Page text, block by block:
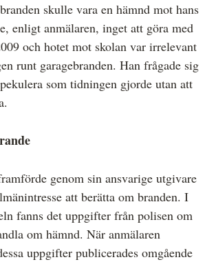
skulle vara en hämnd mot hans
enligt anmälaren, inget att göra med
och hotet mot skolan var irrelevant
runt garagebranden. Han frågade sig
som tidningen gjorde utan att
genom sin ansvarige utgivare
att berätta om branden. I
fanns det uppgifter från polisen om
om hämnd. När anmälaren
uppgifter publicerades omgående